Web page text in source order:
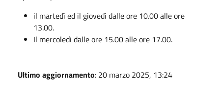
il martedì ed il giovedì dalle ore 10.00 alle ore
13.00.
Il mercoledì dalle ore 15.00 alle ore 17.00.
Ultimo aggiornamento: 20 marzo 2025, 13:24